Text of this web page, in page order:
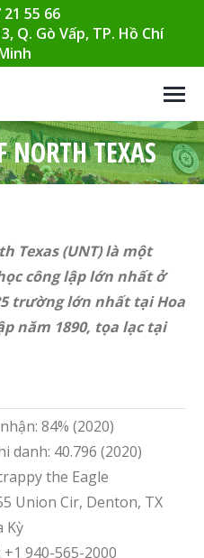
21 55 66
Q. Gò Vấp, TP. Hồ Chí
NORTH TEXAS
Texas (UNT) là một
công lập lớn nhất ở
trường lớn nhất tại Hoa
năm 1890, tọa lạc tại
84% (2020)
danh: 40.796 (2020)
the Eagle
Union Cir, Denton, TX
Kỳ
940-565-2000